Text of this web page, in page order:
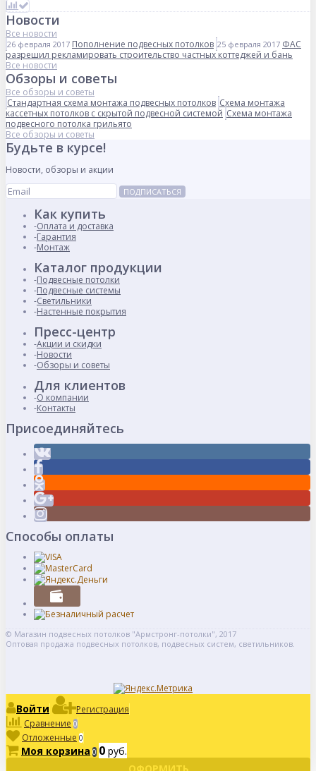
Новости
Все новости
26 февраля 2017 Пополнение подвесных потолков 25 февраля 2017 ФАС
разрешил рекламировать строительство частных коттеджей и бань
Все новости
Обзоры и советы
Все обзоры и советы
Стандартная схема монтажа подвесных потолков Схема монтажа
кассетных потолков с скрытой подвесной системой Схема монтажа
подвесного потолка грильято
Все обзоры и советы
Будьте в курсе!
Новости, обзоры и акции
ПОДПИСАТЬСЯ
Как купить
Оплата и доставка
Гарантия
Монтаж
Каталог продукции
Подвесные потолки
Подвесные системы
Светильники
Настенные покрытия
Пресс-центр
Акции и скидки
Новости
Обзоры и советы
Для клиентов
О компании
Контакты
Присоединяйтесь
Способы оплаты
© Магазин подвесных потолков "Армстронг-потолки", 2017
Оптовая продажа подвесных потолков, подвесных систем, светильников.
Войти
Регистрация
Сравнение 0
Отложенные 0
Моя корзина 0 0 руб.